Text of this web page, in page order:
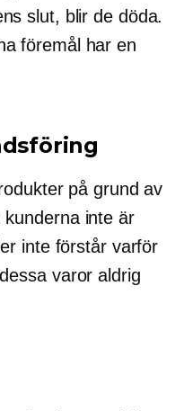
slut, blir de döda.
föremål har en
på grund av
inte är
inte förstår varför
varor aldrig